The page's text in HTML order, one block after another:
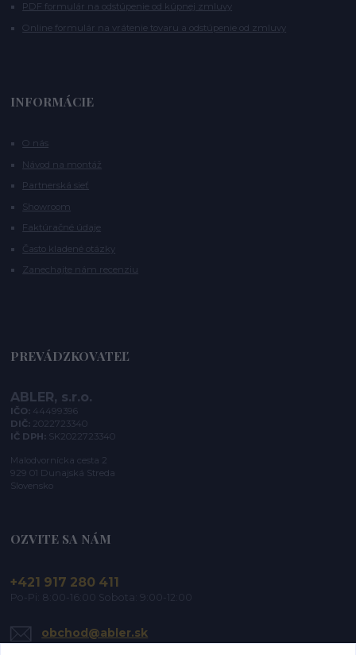
PDF formulár na odstúpenie od kúpnej zmluvy
Online formulár na vrátenie tovaru a odstúpenie od zmluvy
INFORMÁCIE
O nás
Návod na montáž
Partnerská sieť
Showroom
Faktúračné údaje
Často kladené otázky
Zanechajte nám recenziu
PREVÁDZKOVATEĽ
ABLER, s.r.o.
IČO: 44499396
DIČ: 2022723340
IČ DPH: SK2022723340
Malodvornícka cesta 2
929 01 Dunajská Streda
Slovensko
OZVITE SA NÁM
+421 917 280 411
Po-Pi: 8:00-16:00 Sobota: 9:00-12:00
obchod@abler.sk